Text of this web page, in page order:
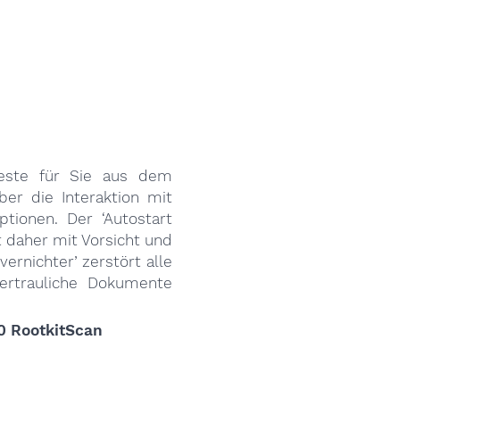
für Sie aus dem
die Interaktion mit
Der ‘Autostart
daher mit Vorsicht und
zerstört alle
Dokumente